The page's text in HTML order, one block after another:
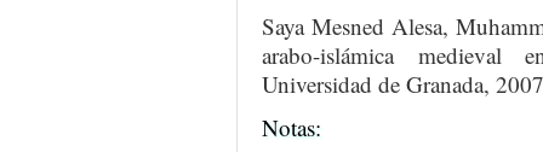
Saya Mesned Alesa,
arabo-islámica medieval
Universidad de Granada,
Notas: